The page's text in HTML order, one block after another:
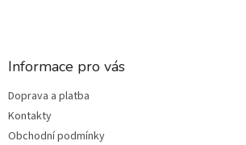
Informace pro vás
Doprava a platba
Kontakty
Obchodní podmínky